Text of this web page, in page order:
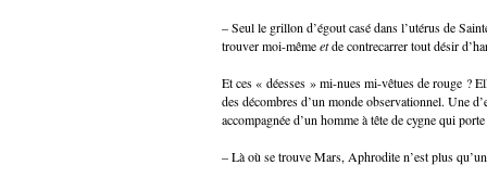
– Seul le grillon d’égout casé dans l’utérus de
trouver moi-mêmeetde contrecarrer tout désir
Et ces « déesses » mi-nues mi-vêtues de rouge ?
des décombres d’un monde observationnel. Une
accompagnée d’un homme à tête de cygne qui
– Là où se trouve Mars, Aphrodite n’est plus